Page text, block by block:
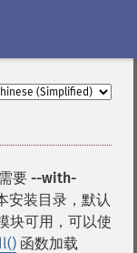
要 --with-
安装目录，默认
块可用，可以使
函数加载